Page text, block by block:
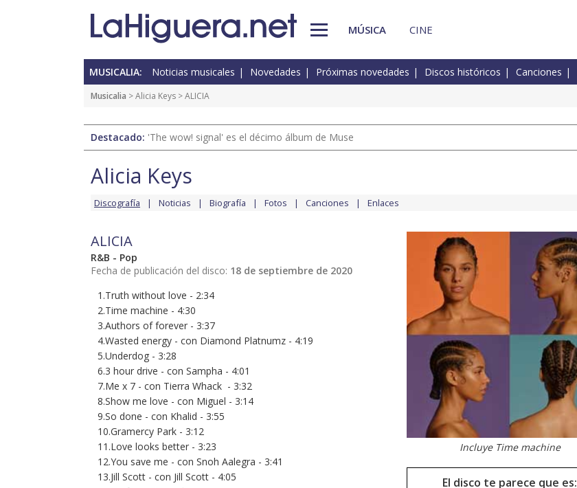
MÚSICA CINE
MUSICALIA: Noticias musicales Novedades Próximas novedades Discos históricos Canciones
Musicalia >Alicia Keys > ALICIA
Destacado: 'The wow! signal' es el décimo álbum de Muse
Alicia Keys
Discografía Noticias Biografía Fotos Canciones Enlaces
ALICIA
R&B - Pop
Fecha de publicación del disco: 18 de septiembre de 2020
1.Truth without love - 2:34
2.Time machine - 4:30
3.Authors of forever - 3:37
4.Wasted energy - con Diamond Platnumz - 4:19
5.Underdog - 3:28
6.3 hour drive - con Sampha - 4:01
7.Me x 7 - con Tierra Whack ⁣ - 3:32
8.Show me love - con Miguel - 3:14
9.So done - con Khalid - 3:55
10.Gramercy Park - 3:12
11.Love looks better - 3:23
12.You save me - con Snoh Aalegra - 3:41
13.Jill Scott - con Jill Scott - 4:05
Incluye Time machine
El disco te parece que es: